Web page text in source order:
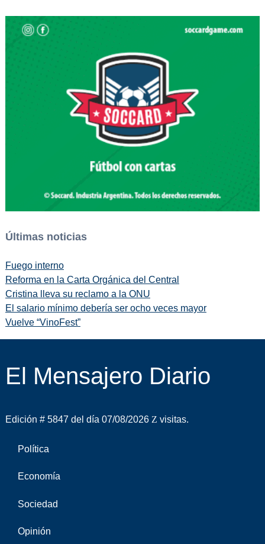
Últimas noticias
Fuego interno
Reforma en la Carta Orgánica del Central
Cristina lleva su reclamo a la ONU
El salario mínimo debería ser ocho veces mayor
Vuelve “VinoFest”
El Mensajero Diario
Edición # 5847 del día 07/08/2026 visitas.
Política
Economía
Sociedad
Opinión